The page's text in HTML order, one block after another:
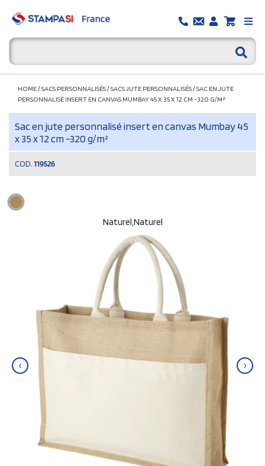
HOME/SACS PERSONNALISÉS/SACS JUTE PERSONNALISÉS/SAC EN JUTE
PERSONNALISÉ INSERT EN CANVAS MUMBAY 45 X 35 X 12 CM -320 G/M²
Sac en jute personnalisé insert en canvas Mumbay 45
x 35 x 12 cm -320 g/m²
COD. 119526
Naturel,Naturel
‹ ›